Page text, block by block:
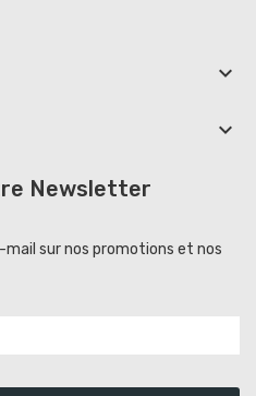


Newsletter
mail sur nos promotions et nos